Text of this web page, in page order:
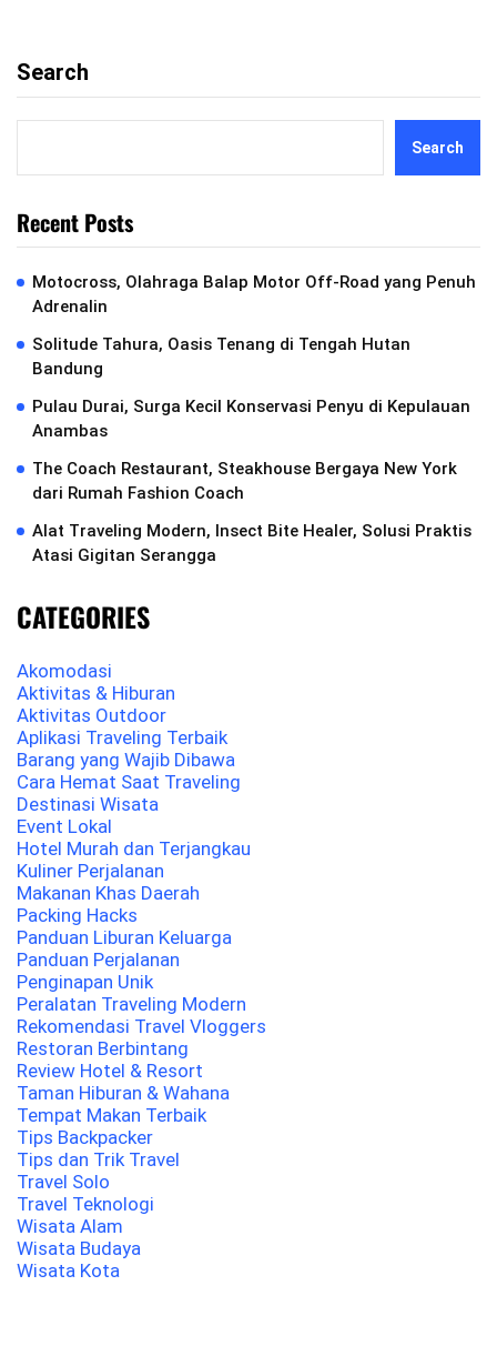
Search
Search
Recent Posts
Motocross, Olahraga Balap Motor Off-Road yang Penuh
Adrenalin
Solitude Tahura, Oasis Tenang di Tengah Hutan
Bandung
Pulau Durai, Surga Kecil Konservasi Penyu di Kepulauan
Anambas
The Coach Restaurant, Steakhouse Bergaya New York
dari Rumah Fashion Coach
Alat Traveling Modern, Insect Bite Healer, Solusi Praktis
Atasi Gigitan Serangga
CATEGORIES
Akomodasi
Aktivitas & Hiburan
Aktivitas Outdoor
Aplikasi Traveling Terbaik
Barang yang Wajib Dibawa
Cara Hemat Saat Traveling
Destinasi Wisata
Event Lokal
Hotel Murah dan Terjangkau
Kuliner Perjalanan
Makanan Khas Daerah
Packing Hacks
Panduan Liburan Keluarga
Panduan Perjalanan
Penginapan Unik
Peralatan Traveling Modern
Rekomendasi Travel Vloggers
Restoran Berbintang
Review Hotel & Resort
Taman Hiburan & Wahana
Tempat Makan Terbaik
Tips Backpacker
Tips dan Trik Travel
Travel Solo
Travel Teknologi
Wisata Alam
Wisata Budaya
Wisata Kota